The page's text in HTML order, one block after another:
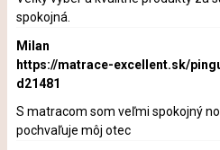
spokojná.
Milan
https://matrace-excellent.sk/
d21481
S matracom som veľmi spokojný
pochvaľuje môj otec